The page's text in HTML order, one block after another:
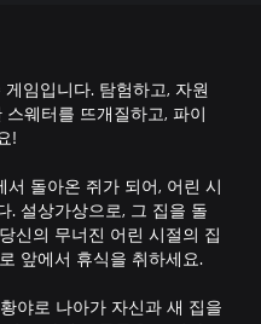
임입니다. 탐험하고, 자원
웨터를 뜨개질하고, 파이
!
돌아온 쥐가 되어, 어린 시
. 설상가상으로, 그 집을 돌
신의 무너진 어린 시절의 집
앞에서 휴식을 취하세요.
야로 나아가 자신과 새 집을